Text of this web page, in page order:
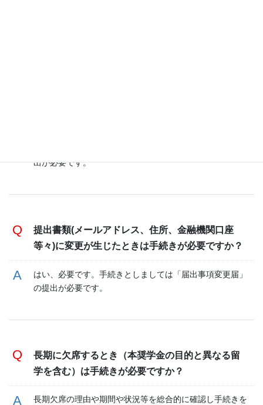
出が必要です。
提出書類(メールアドレス、住所、金融機関口座
等々)に変更が生じたときは手続きが必要ですか？
はい、必要です。手続きとしましては「届出事項変更届」
の提出が必要です。
長期に欠席するとき（本奨学金の目的と異なる留
学を含む） は手続きが必要ですか？
長期欠席の理由や期間や状況等を総合的に確認し手続きを